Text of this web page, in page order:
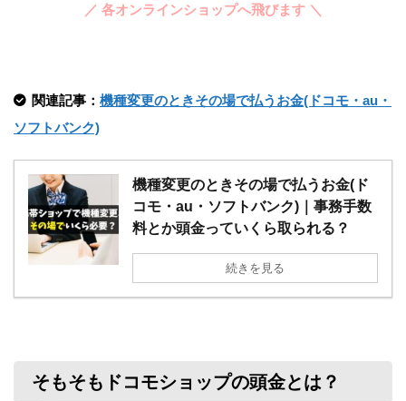
／ 各オンラインショップへ飛びます ＼
関連記事： 機種変更のときその場で払うお金(ドコモ・au・
ソフトバンク)
機種変更のときその場で払うお金(ド
コモ・au・ソフトバンク)｜事務手数
料とか頭金っていくら取られる？
続きを見る
そもそもドコモショップの頭金とは？